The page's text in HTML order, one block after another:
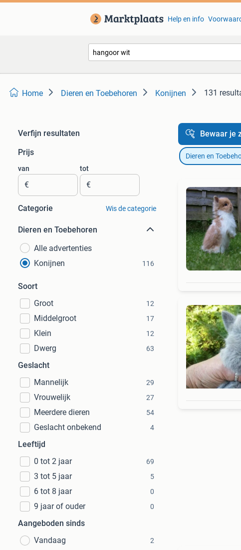
Help en info
Home Dieren en Toebehoren Konijnen 131
Verfijn resultaten
Prijs
van
€
tot
€
Categorie Wis de categorie
Dieren en Toebehoren
Alle advertenties
Konijnen
116
Soort
Groot
12
Middelgroot 17
Klein 12
Dwerg 63
Geslacht
Mannelijk
29
Vrouwelijk 27
Meerdere dieren 54
Geslacht onbekend 4
Leeftijd
0 tot 2 jaar
69
3 tot 5 jaar 5
6 tot 8 jaar 0
9 jaar of ouder 0
Aangeboden sinds
Vandaag
2
Bewaar je
Dieren en